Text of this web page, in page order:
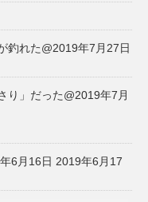
釣れた@2019年7月27日
り」だった@2019年7月
6月16日 2019年6月17